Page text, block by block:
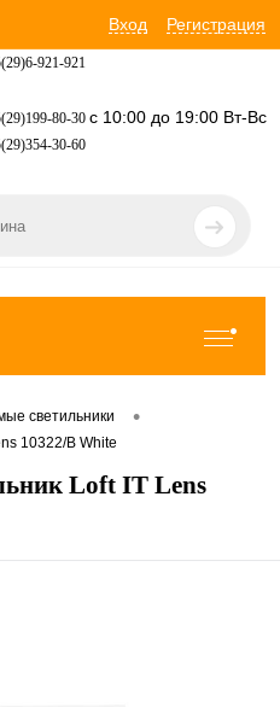
Вход Регистрация
921-921
80-30 с 10:00 до 19:00 Вт-Вс
30-60
светильники •
10322/B White
Loft IT Lens